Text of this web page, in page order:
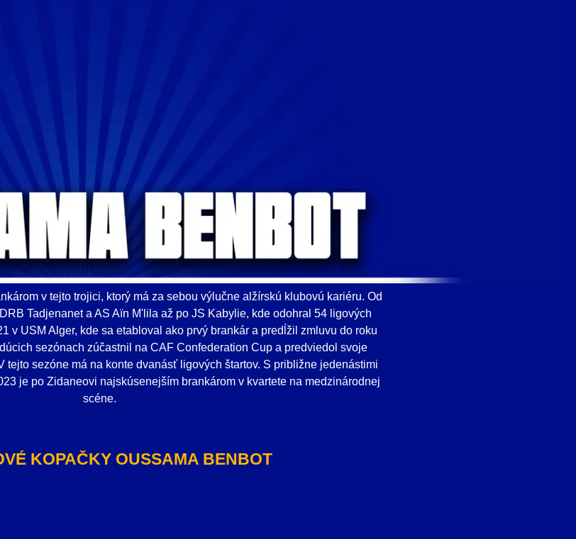
v tejto trojici, ktorý má za sebou výlučne alžírskú klubovú kariéru. Od
Tadjenanet a AS Aïn M'lila až po JS Kabylie, kde odohral 54 ligových
v USM Alger, kde sa etabloval ako prvý brankár a predĺžil zmluvu do roku
sezónach zúčastnil na CAF Confederation Cup a predviedol svoje
tejto sezóne má na konte dvanásť ligových štartov. S približne jedenástimi
je po Zidaneovi najskúsenejším brankárom v kvartete na medzinárodnej
scéne.
KOPAČKY OUSSAMA BENBOT